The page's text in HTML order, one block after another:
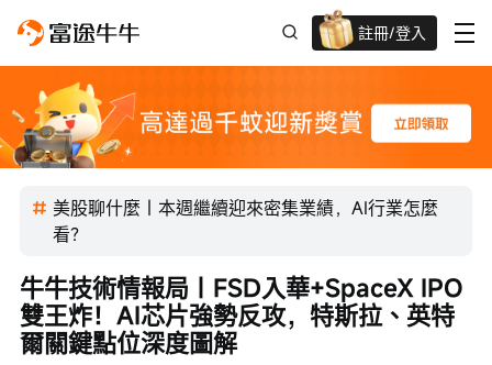
註冊/登入
迎新驚喜賞 股票/BTC等任你揀!
美股聊什麼｜本週繼續迎來密集業績，AI行業怎麼
看？
牛牛技術情報局｜FSD入華+SpaceX IPO
雙王炸！AI芯片強勢反攻，特斯拉、英特
爾關鍵點位深度圖解